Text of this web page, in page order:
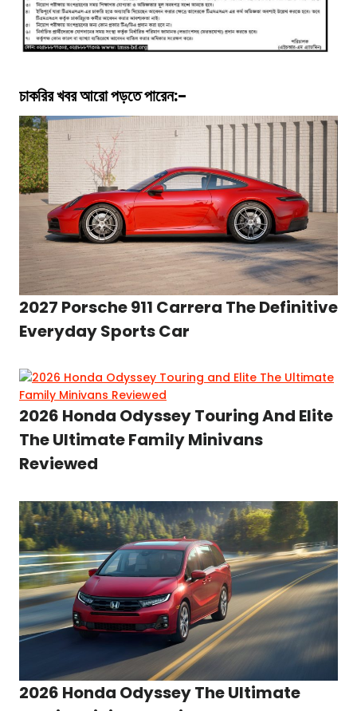
চাকরির খবর আরো পড়তে পারেন:-
2027 Porsche 911 Carrera The Definitive
Everyday Sports Car
2026 Honda Odyssey Touring And Elite
The Ultimate Family Minivans
Reviewed
2026 Honda Odyssey The Ultimate